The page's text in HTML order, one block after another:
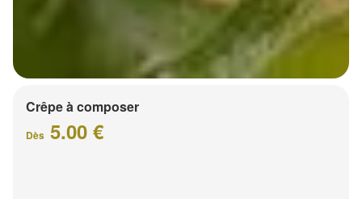
Crêpe à composer
Dès 5.00 €